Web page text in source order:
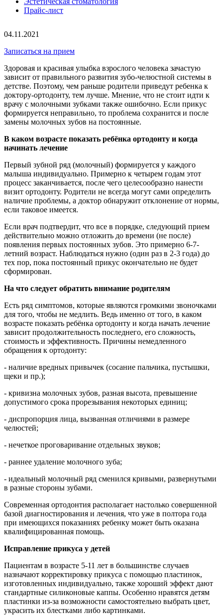
Прайс-лист
04.11.2021
Записаться на прием
Здоровая и красивая улыбка взрослого человека зачастую
зависит от правильного развития зубо-челюстной системы в
детстве. Поэтому, чем раньше родители приведут ребенка к
доктору-ортодонту, тем лучше. Мнение, что не стоит идти к
врачу с молочными зубками также ошибочно. Если прикус
формируется неправильно, то проблема сохранится и после
замены молочных зубов на постоянные.
В каком возрасте показать ребёнка ортодонту и когда
начинать лечение
Первый зубной ряд (молочный) формируется у каждого
малыша индивидуально. Примерно к четырем годам этот
процесс заканчивается, после чего целесообразно нанести
визит ортодонту. Родители не всегда могут сами определить
наличие проблемы, а доктор обнаружит отклонение от нормы,
если таковое имеется.
Если врач подтвердит, что все в порядке, следующий прием
действительно можно отложить до времени (не после)
появления первых постоянных зубов. Это примерно 6-7-
летний возраст. Наблюдаться нужно (один раз в 2-3 года) до
тех пор, пока постоянный прикус окончательно не будет
сформирован.
На что следует обратить внимание родителям
Есть ряд симптомов, которые являются громкими звоночками
для того, чтобы не медлить. Ведь именно от того, в каком
возрасте показать ребёнка ортодонту и когда начать лечение
зависит продолжительность последнего, его сложность,
стоимость и эффективность. Причины немедленного
обращения к ортодонту:
- наличие вредных привычек (сосание пальчика, пустышки,
щеки и пр.);
- кривизна молочных зубов, разная высота, превышение
допустимого срока прорезывания некоторых единиц;
- диспропорция лица, вызванная отличиями в размере
челюстей;
- нечеткое проговаривание отдельных звуков;
- раннее удаление молочного зуба;
- идеальный молочный ряд сменился кривыми, развернутыми
в разные стороны зубами.
Современная ортодонтия располагает настолько совершенной
базой диагностирования и лечения, что уже в полтора года
при имеющихся показаниях ребенку может быть оказана
квалифицированная помощь.
Исправление прикуса у детей
Пациентам в возрасте 5-11 лет в большинстве случаев
назначают корректировку прикуса с помощью пластинок,
изготовленных индивидуально, также хороший эффект дают
стандартные силиконовые каппы. Особенно нравятся детям
пластинки из-за возможности самостоятельно выбрать цвет,
украсить их блестками либо картинками.